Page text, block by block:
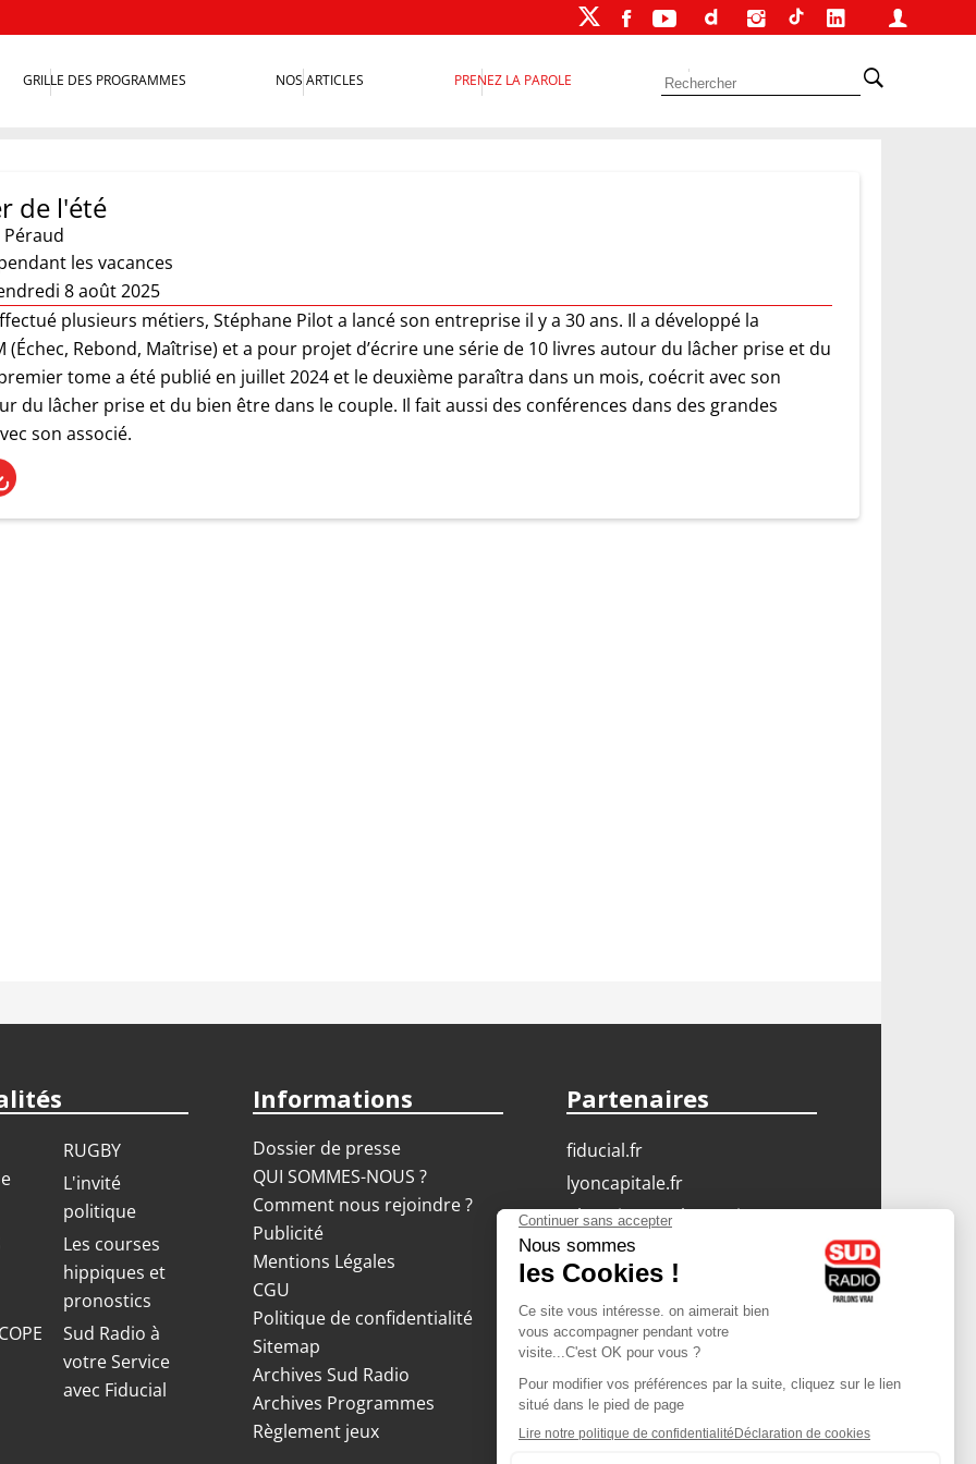
GRILLE DES PROGRAMMES NOS ARTICLES PRENEZ LA PAROLE
de l'été
les vacances
8 août 2025
plusieurs métiers, Stéphane Pilot a lancé son entreprise il y a 30 ans. Il a développé la
(Échec, Rebond, Maîtrise) et a pour projet d’écrire une série de 10 livres autour du lâcher prise et du
tome a été publié en juillet 2024 et le deuxième paraîtra dans un mois, coécrit avec son
du lâcher prise et du bien être dans le couple. Il fait aussi des conférences dans des grandes
son associé.
RUGBY
L'invité
politique
Les courses
hippiques et
pronostics
Sud Radio à
votre Service
avec Fiducial
Informations
Dossier de presse
QUI SOMMES-NOUS ?
Comment nous rejoindre ?
Publicité
Mentions Légales
CGU
Politique de confidentialité
Sitemap
Archives Sud Radio
Archives Programmes
Règlement jeux
Partenaires
fiducial.fr
lyoncapitale.fr
olympique-et-lyonnais.com
L'application Iphone
/ Android
Téléchargez l'application